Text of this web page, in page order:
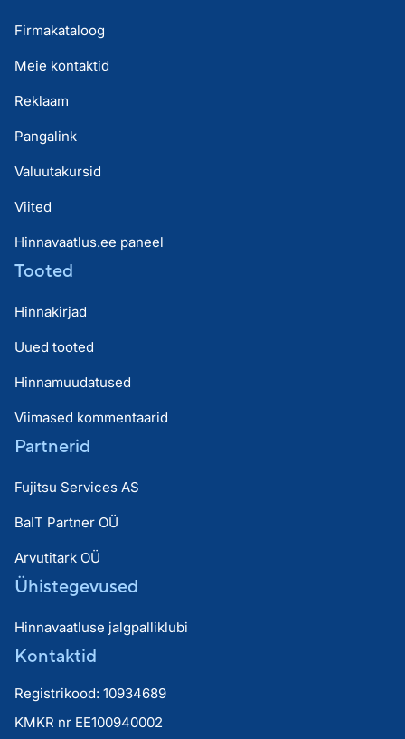
Firmakataloog
Meie kontaktid
Reklaam
Pangalink
Valuutakursid
Viited
Hinnavaatlus.ee paneel
Tooted
Hinnakirjad
Uued tooted
Hinnamuudatused
Viimased kommentaarid
Partnerid
Fujitsu Services AS
BaIT Partner OÜ
Arvutitark OÜ
Ühistegevused
Hinnavaatluse jalgpalliklubi
Kontaktid
Registrikood: 10934689
KMKR nr EE100940002